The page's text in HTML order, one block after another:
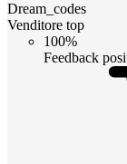
Dream_codes
Venditore top
100%
Feedback